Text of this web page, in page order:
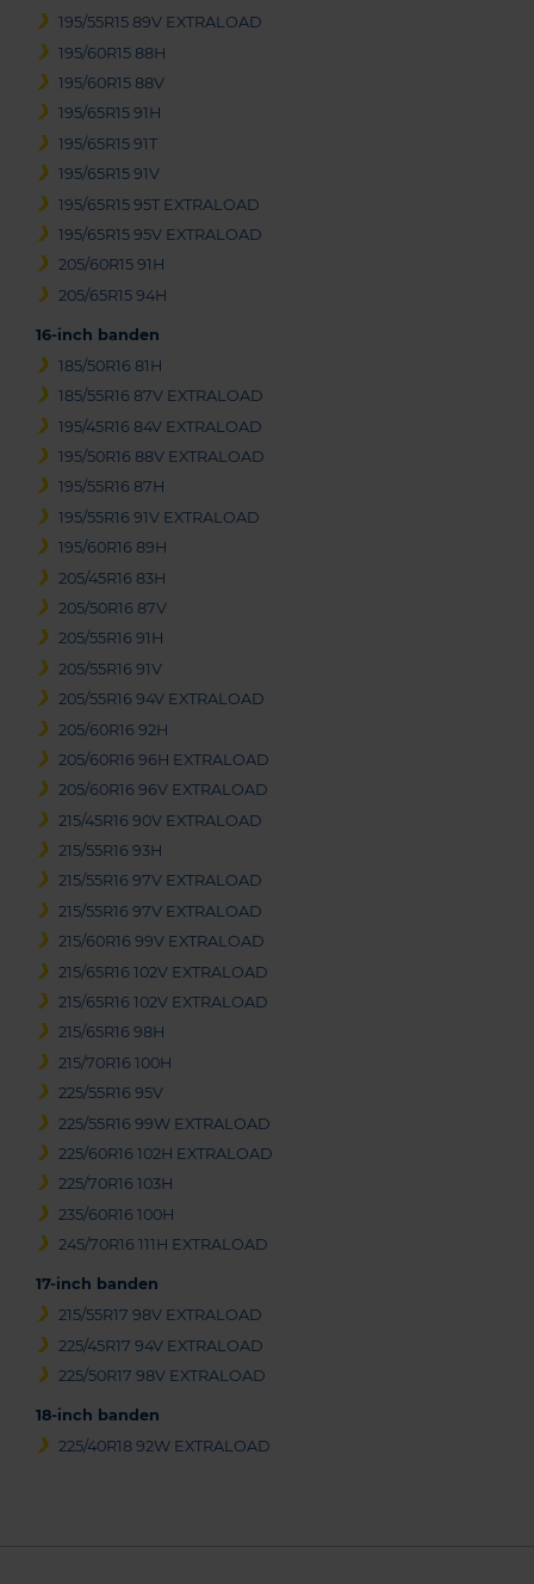
195/55R15 89V EXTRALOAD
195/60R15 88H
195/60R15 88V
195/65R15 91H
195/65R15 91T
195/65R15 91V
195/65R15 95T EXTRALOAD
195/65R15 95V EXTRALOAD
205/60R15 91H
205/65R15 94H
16-inch banden
185/50R16 81H
185/55R16 87V EXTRALOAD
195/45R16 84V EXTRALOAD
195/50R16 88V EXTRALOAD
195/55R16 87H
195/55R16 91V EXTRALOAD
195/60R16 89H
205/45R16 83H
205/50R16 87V
205/55R16 91H
205/55R16 91V
205/55R16 94V EXTRALOAD
205/60R16 92H
205/60R16 96H EXTRALOAD
205/60R16 96V EXTRALOAD
215/45R16 90V EXTRALOAD
215/55R16 93H
215/55R16 97V EXTRALOAD
215/55R16 97V EXTRALOAD
215/60R16 99V EXTRALOAD
215/65R16 102V EXTRALOAD
215/65R16 102V EXTRALOAD
215/65R16 98H
215/70R16 100H
225/55R16 95V
225/55R16 99W EXTRALOAD
225/60R16 102H EXTRALOAD
225/70R16 103H
235/60R16 100H
245/70R16 111H EXTRALOAD
17-inch banden
215/55R17 98V EXTRALOAD
225/45R17 94V EXTRALOAD
225/50R17 98V EXTRALOAD
18-inch banden
225/40R18 92W EXTRALOAD